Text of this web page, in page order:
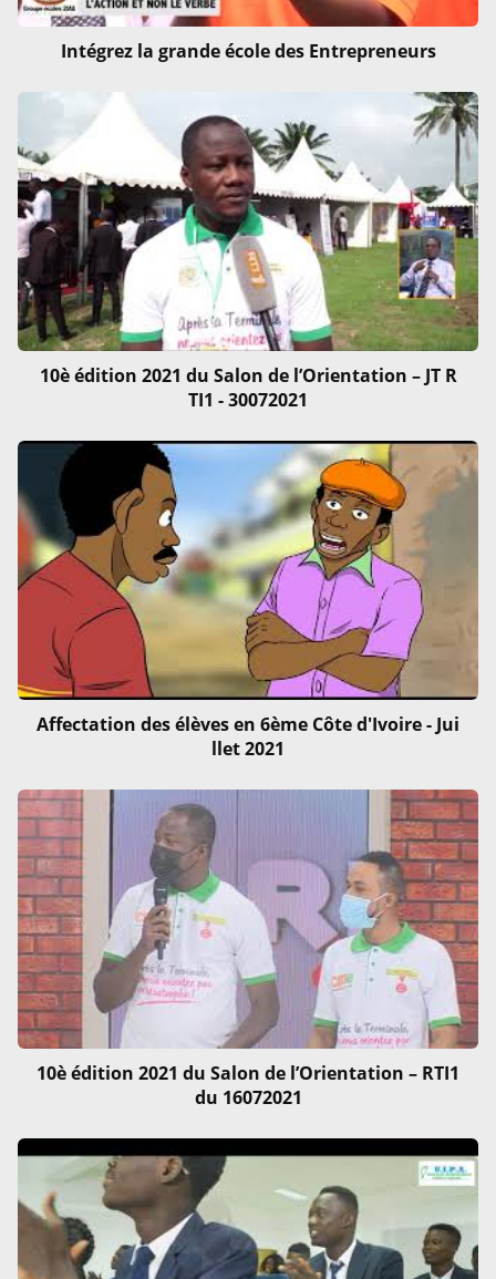
Intégrez la grande école des Entrepreneurs
10è édition 2021 du Salon de l’Orientation – JT R
TI1 - 30072021
Affectation des élèves en 6ème Côte d'Ivoire - Jui
llet 2021
10è édition 2021 du Salon de l’Orientation – RTI1
du 16072021